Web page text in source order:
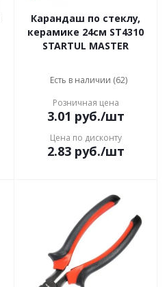
Карандаш по стеклу,
керамике 24см ST4310
STARTUL MASTER
Есть в наличии (62)
Розничная цена
3.01 руб./шт
Цена по дисконту
2.83руб./шт